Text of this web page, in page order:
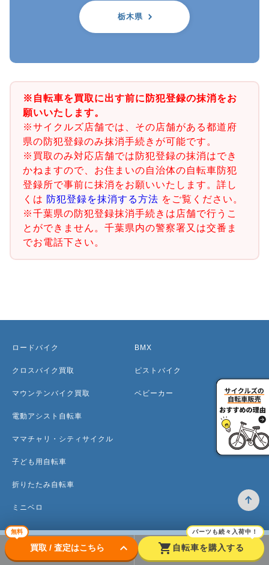
栃木県
※自転車を買取に出す前に防犯登録の抹消をお
願いいたします。
※サイクルズ店舗では、その店舗がある都道府
県の防犯登録のみ抹消手続きが可能です。
※買取のみ対応店舗では防犯登録の抹消はでき
かねますので、お住まいの自治体の自転車防犯
登録所で事前に抹消をお願いいたします。詳し
くは 防犯登録を抹消する方法 をご覧ください。
※千葉県の防犯登録抹消手続きは店舗で行うこ
とができません。千葉県内の警察署又は交番ま
でお電話下さい。
無料
買取 / 査定はこちら keyboard_arrow_down shopping_cart
パーツも続々入荷中！
自転車を購入する
ロードバイク
クロスバイク買取
マウンテンバイク買取
電動アシスト自転車
ママチャリ・シティサイクル
子ども用自転車
折りたたみ自転車
ミニベロ
BMX
ピストバイク
ベビーカー
トップ 高価買取のワケ